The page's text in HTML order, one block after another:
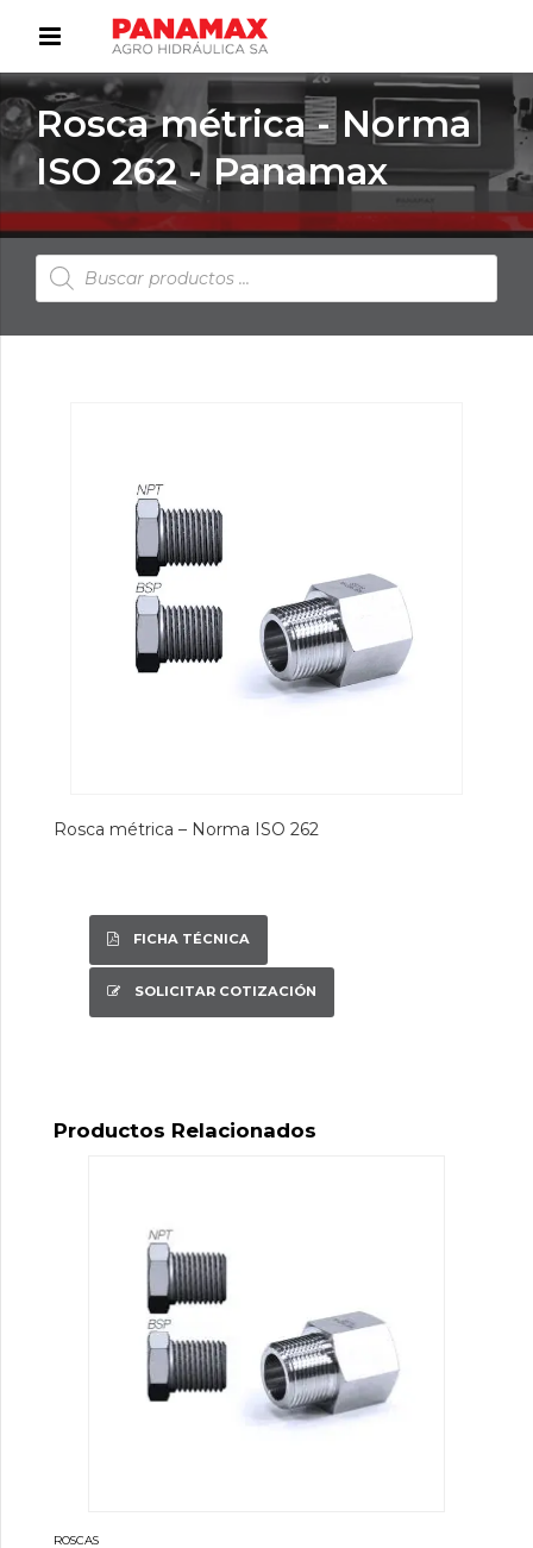
Rosca métrica - Norma
ISO 262 - Panamax
Búsqueda
de
Rosca métrica – Norma ISO 262
FICHA TÉCNICA
SOLICITAR COTIZACIÓN
Productos Relacionados
ROSCAS